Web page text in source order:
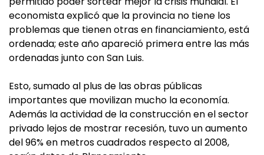
economista explicó que la provincia no tiene los
problemas que tienen otras en financiamiento, está
ordenada; este año apareció primera entre las más
ordenadas junto con San Luis.
Esto, sumado al plus de las obras públicas
importantes que movilizan mucho la economía.
Además la actividad de la construcción en el sector
privado lejos de mostrar recesión, tuvo un aumento
del 96% en metros cuadrados respecto al 2008,